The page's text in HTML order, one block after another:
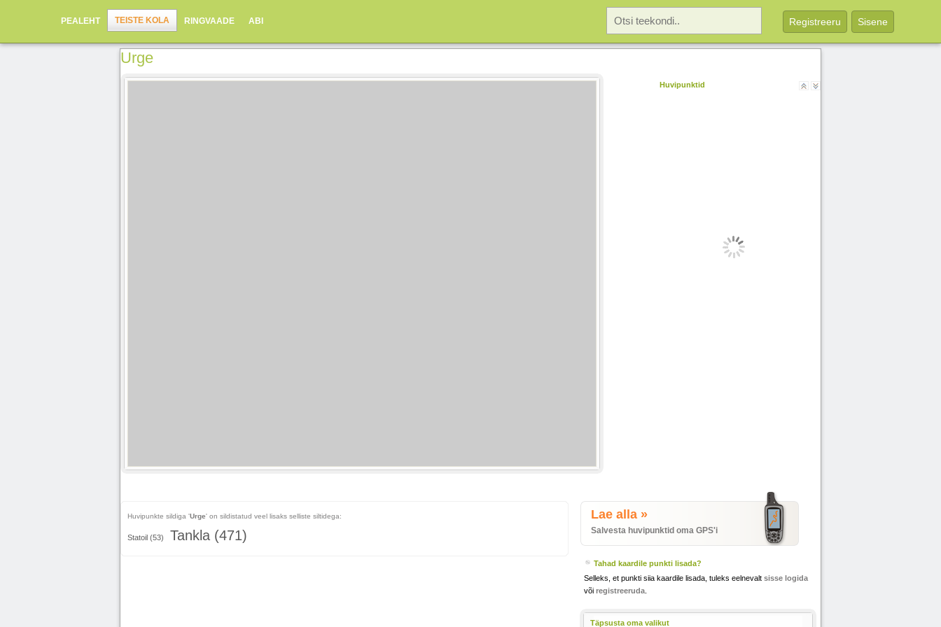
PEALEHT TEISTE KOLA RINGVAADE ABI Sisene
Registreeru
Urge
Huvipunktid
Huvipunkte sildiga 'Urge' on sildistatud veel lisaks selliste siltidega:
Statoil (53) Tankla (471)
Lae alla »
Salvesta huvipunktid oma GPS'i
Tahad kaardile punkti lisada?
Selleks, et punkti siia kaardile lisada, tuleks eelnevalt sisse logida
või registreeruda
Täpsusta oma valikut